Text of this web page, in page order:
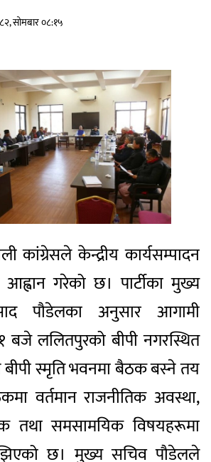
सोमबार ०८:१५
कांग्रेसले केन्द्रीय कार्यसम्पादन
गरेको छ। पार्टीका मुख्य
पौडेलका अनुसार आगामी
बजे ललितपुरको बीपी नगरस्थित
बीपी स्मृति भवनमा बैठक बस्ने तय
वर्तमान राजनीतिक अवस्था,
तथा समसामयिक विषयहरूमा
छ। मुख्य सचिव पौडेलले